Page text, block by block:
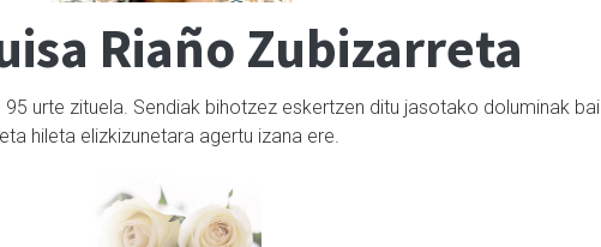
Riaño Zubizarreta
95 urte zituela. Sendiak bihotzez eskertzen ditu jasotako doluminak bai
eta hileta elizkizunetara agertu izana ere.